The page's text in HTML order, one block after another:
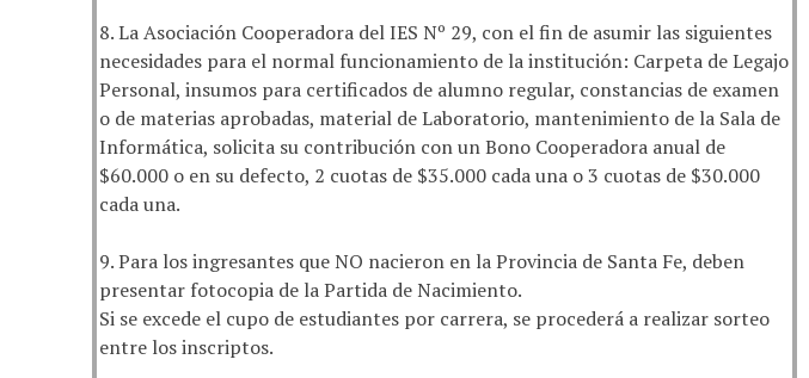
8. La Asociación Cooperadora del IES Nº 29, con el fin de asumir las siguientes
necesidades para el normal funcionamiento de la institución: Carpeta de Legajo
Personal, insumos para certificados de alumno regular, constancias de examen
o de materias aprobadas, material de Laboratorio, mantenimiento de la Sala de
Informática, solicita su contribución con un Bono Cooperadora anual de
$60.000 o en su defecto, 2 cuotas de $35.000 cada una o 3 cuotas de $30.000
cada una.
9. Para los ingresantes que NO nacieron en la Provincia de Santa Fe, deben
presentar fotocopia de la Partida de Nacimiento.
Si se excede el cupo de estudiantes por carrera, se procederá a realizar sorteo
entre los inscriptos.